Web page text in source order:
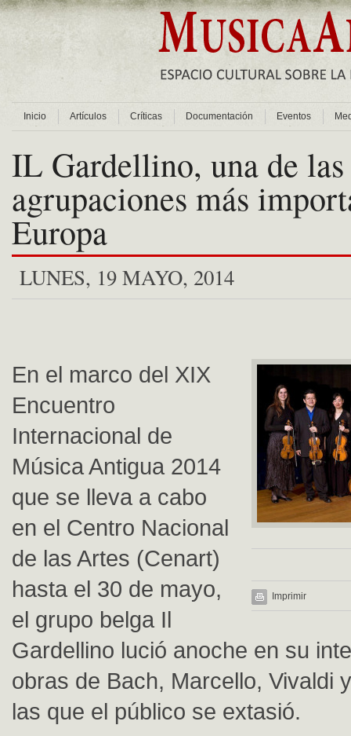
Inicio Artículos Críticas Documentación Eventos
IL Gardellino, una de las
agrupaciones más
Europa
LUNES, 19 MAYO, 2014
Imprimir
En el marco del XIX
Encuentro
Internacional de
Música Antigua 2014
que se lleva a cabo
en el Centro Nacional
de las Artes (Cenart)
hasta el 30 de mayo,
el grupo belga Il
Gardellino lució anoche en su
obras de Bach, Marcello, Vivaldi
las que el público se extasió.